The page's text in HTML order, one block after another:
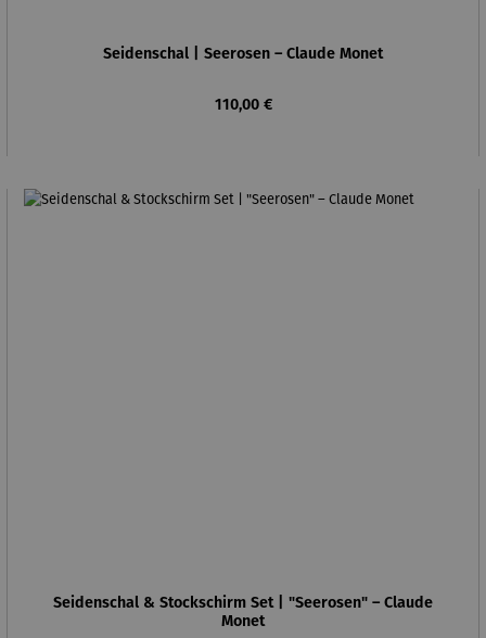
Seidenschal | Seerosen – Claude Monet
Regulärer Preis:
110,00 €
Seidenschal & Stockschirm Set | "Seerosen" – Claude
Monet